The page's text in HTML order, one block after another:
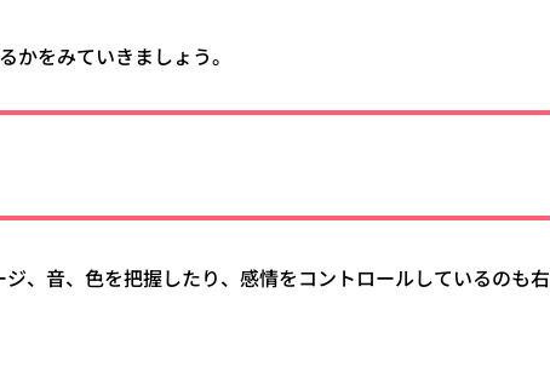
かをみていきましょう。
、音、色を把握したり、感情をコントロールしているのも右